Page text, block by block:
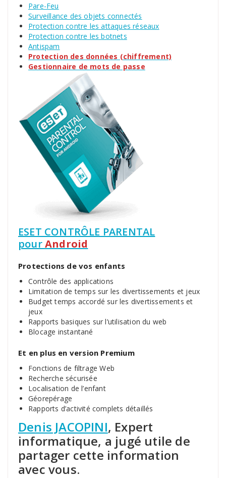
Pare-Feu
Surveillance des objets connectés
Protection contre les attaques réseaux
Protection contre les botnets
Antispam
Protection des données (chiffrement)
Gestionnaire de mots de passe
ESET CONTRÔLE PARENTAL
pourAndroid
Protections de vos enfants
Contrôle des applications
Limitation de temps sur les divertissements et jeux
Budget temps accordé sur les divertissements et
jeux
Rapports basiques sur l’utilisation du web
Blocage instantané
Et en plus en version Premium
Fonctions de filtrage Web
Recherche sécurisée
Localisation de l’enfant
Géorepérage
Rapports d’activité complets détaillés
Denis JACOPINI, Expert
informatique, a jugé utile de
partager cette information
avec vous.